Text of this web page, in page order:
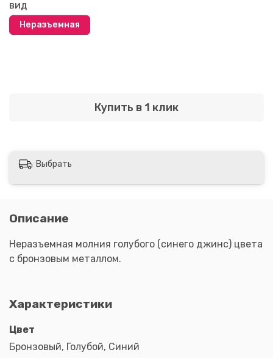
Купить в 1 клик
ВИД
Неразъемная
Выбрать
Описание
Неразъемная молния голубого (синего джинс) цвета
с бронзовым металлом.
Характеристики
Цвет
Бронзовый, Голубой, Синий